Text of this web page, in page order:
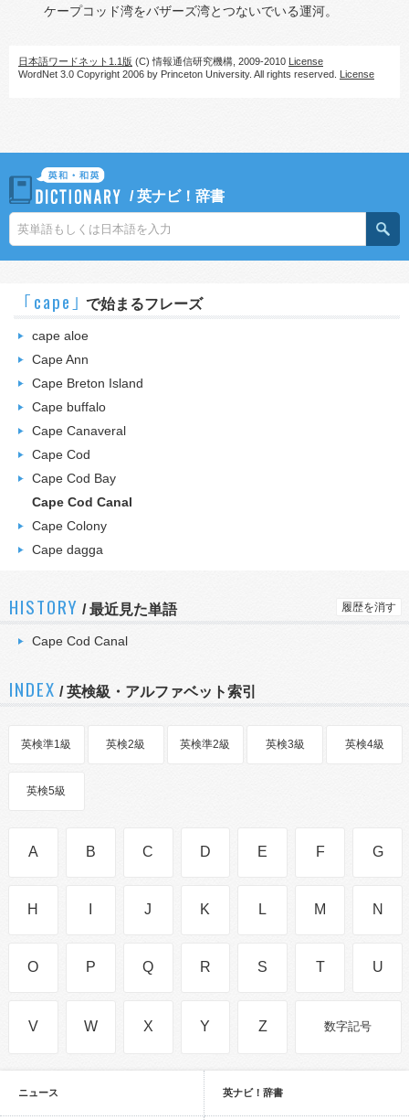
ケープコッド湾をバザーズ湾とつないでいる運河。
日本語ワードネット1.1版 (C) 情報通信研究機構, 2009-2010 License
WordNet 3.0 Copyright 2006 by Princeton University. All rights reserved. License
/英ナビ！辞書
｢cape｣ で始まるフレーズ
cape aloe
Cape Ann
Cape Breton Island
Cape buffalo
Cape Canaveral
Cape Cod
Cape Cod Bay
Cape Cod Canal
Cape Colony
Cape dagga
HISTORY /最近見た単語 履歴を消す
Cape Cod Canal
INDEX / 英検級・アルファベット索引
英検準1級 英検2級 英検準2級 英検3級 英検4級
英検5級
A B C D E F G
H J K L M N
O P Q R S T U
V W X Y Z 数字記号
ニュース 英ナビ！辞書